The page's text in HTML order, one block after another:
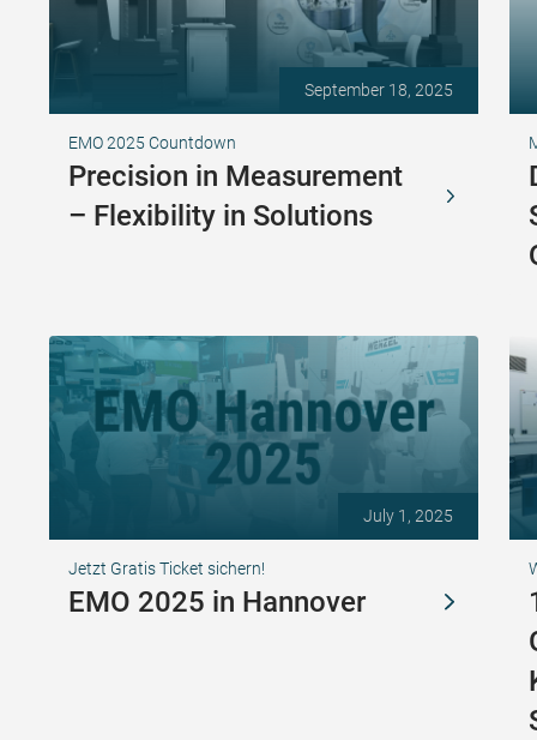
September 18, 2025
EMO 2025 Countdown
Precision in Measurement
– Flexibility in Solutions
July 1, 2025
Jetzt Gratis Ticket sichern!
EMO 2025 in Hannover